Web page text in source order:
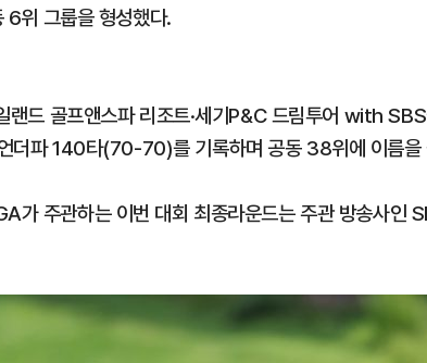
위 그룹을 형성했다.
드 골프앤스파 리조트·세기P&C 드림투어 with SBS
더파 140타(70-70)를 기록하며 공동 38위에 이름을
가 주관하는 이번 대회 최종라운드는 주관 방송사인